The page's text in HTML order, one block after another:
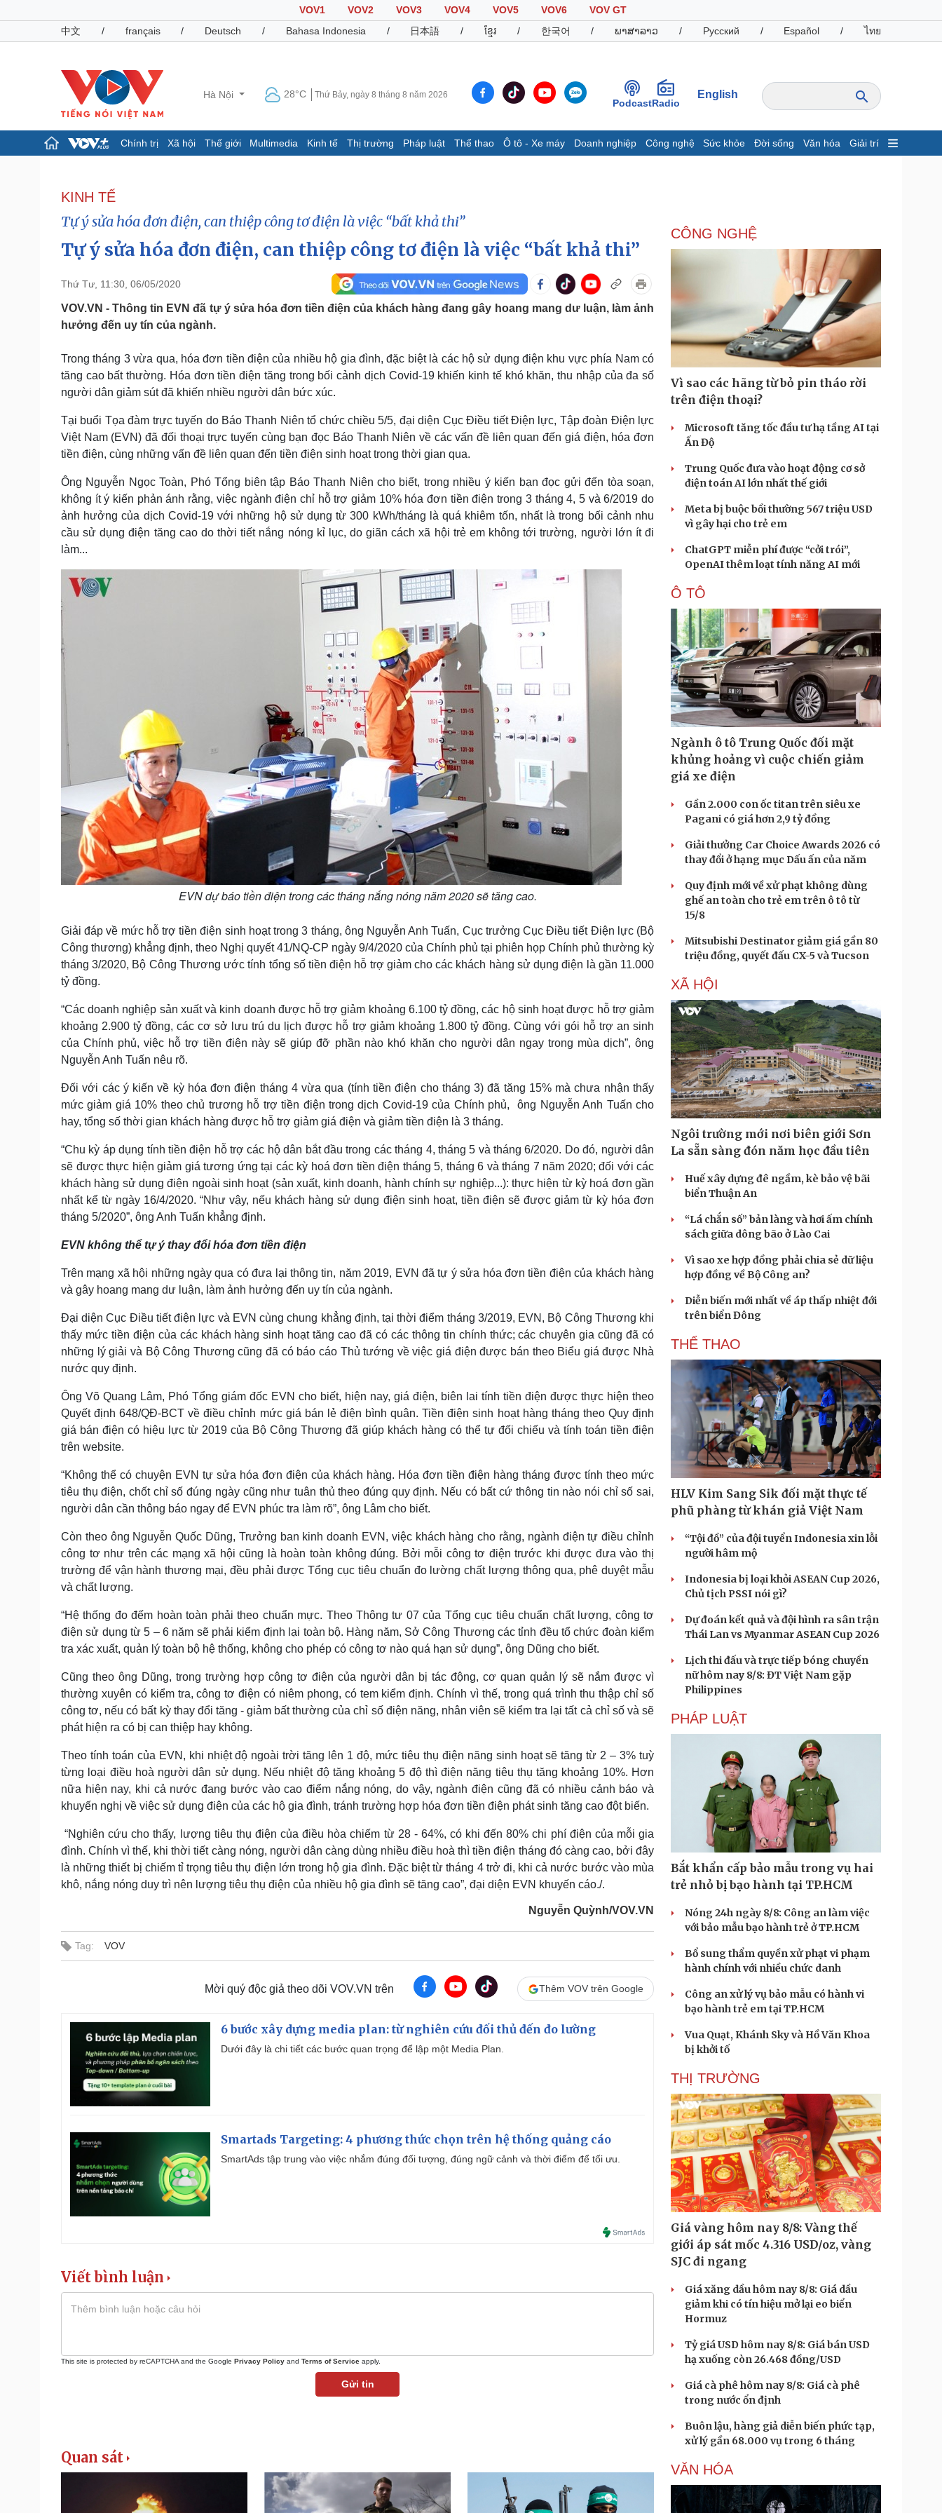
VOV1 VOV2 VOV3 VOV4 VOV5 VOV6
VOV GT
中文
/ français / Deutsch / Bahasa Indonesia / 日本語 / ខ្មែរ / 한국어 / ພາສາລາວ / Русский / Español / ไทย
Hà Nội 28°C Thứ Bảy, ngày 8 tháng 8 năm 2026
PodcastRadio
English
Chính trị Xã hội Thế giới Multimedia Kinh tế Thị trường Pháp luật Thể thao Ô tô - Xe máy Doanh nghiệp Công nghệ Sức khỏe Đời sống Văn hóa Giải trí
Đảng
Tổ chức nhân sự
Quốc hội
Giáo dục
Việc làm
Hồ sơ
Giá cà phê
Pháp luật
Vụ án
Tin nóng
Vũ khí
Việt Nam
Thể thao
Bóng đá
eSports
Hậu trường
Ô tô - Xe máy
Ô tô
Doanh nghiệp
Thông tin doanh nghiệp
Doanh nghiệp 24h
Doanh nhân
Vì cộng đồng
Công nghệ
Sành điệu
Tin Công nghệ
Trải nghiệm
Chuyển đổi số
Sức khỏe
Cây thuốc
Sản phụ khoa
Nhi khoa
Làm đẹp - giảm cân
Phòng mạch online
Ăn sạch sống khỏe
Đời sống
Blog
Tình yêu - Gia đình
Văn học
Âm nhạc
Di sản
Thời trang
Sao Việt
Săn Tour
check-in
Podcast
Đọc truyện đêm khuya
Hạt giống tâm hồn
Cải chính
KINH TẾ
Tự ý sửa hóa đơn điện, can thiệp công tơ điện là việc “bất khả thi”
Tự ý sửa hóa đơn điện, can thiệp công tơ điện là việc “bất khả thi”
Thứ Tư, 11:30, 06/05/2020
VOV.VN - Thông tin EVN đã tự ý sửa hóa đơn tiền điện của khách hàng đang gây hoang mang dư luận, làm ảnh
hưởng đến uy tín của ngành.
Trong tháng 3 vừa qua, hóa đơn tiền điện của nhiều hộ gia đình, đặc biệt là các hộ sử dụng điện khu vực phía Nam có
tăng cao bất thường. Hóa đơn tiền điện tăng trong bối cảnh dịch Covid-19 khiến kinh tế khó khăn, thu nhập của đa số
người dân giảm sút đã khiến nhiều người dân bức xúc.
Tại buổi Tọa đàm trực tuyến do Báo Thanh Niên tổ chức chiều 5/5, đại diện Cục Điều tiết Điện lực, Tập đoàn Điện lực
Việt Nam (EVN) đã đối thoại trực tuyến cùng bạn đọc Báo Thanh Niên về các vấn đề liên quan đến giá điện, hóa đơn
tiền điện, cùng những vấn đề liên quan đến tiền điện sinh hoạt trong thời gian qua.
Ông Nguyễn Ngọc Toàn, Phó Tổng biên tập Báo Thanh Niên cho biết, trong nhiều ý kiến bạn đọc gửi đến tòa soạn,
không ít ý kiến phản ánh rằng, việc ngành điện chỉ hỗ trợ giảm 10% hóa đơn tiền điện trong 3 tháng 4, 5 và 6/2019 do
ảnh hưởng của dịch Covid-19 với những hộ sử dụng từ 300 kWh/tháng là quá khiêm tốn, nhất là trong bối cảnh nhu
cầu sử dụng điện tăng cao do thời tiết nắng nóng kỉ lục, do giãn cách xã hội trẻ em không tới trường, người lớn ít đi
làm...
EVN dự báo tiền điện trong các tháng nắng nóng năm 2020 sẽ tăng cao.
Giải đáp về mức hỗ trợ tiền điện sinh hoạt trong 3 tháng, ông Nguyễn Anh Tuấn, Cục trưởng Cục Điều tiết Điện lực (Bộ
Công thương) khẳng định, theo Nghị quyết 41/NQ-CP ngày 9/4/2020 của Chính phủ tại phiên họp Chính phủ thường kỳ
tháng 3/2020, Bộ Công Thương ước tính tổng số tiền điện hỗ trợ giảm cho các khách hàng sử dụng điện là gần 11.000
tỷ đồng.
“Các doanh nghiệp sản xuất và kinh doanh được hỗ trợ giảm khoảng 6.100 tỷ đồng, các hộ sinh hoạt được hỗ trợ giảm
khoảng 2.900 tỷ đồng, các cơ sở lưu trú du lịch được hỗ trợ giảm khoảng 1.800 tỷ đồng. Cùng với gói hỗ trợ an sinh
của Chính phủ, việc hỗ trợ tiền điện này sẽ giúp đỡ phần nào khó khăn cho người dân ngay trong mùa dịch”, ông
Nguyễn Anh Tuấn nêu rõ.
Đối với các ý kiến về kỳ hóa đơn điện tháng 4 vừa qua (tính tiền điện cho tháng 3) đã tăng 15% mà chưa nhận thấy
mức giảm giá 10% theo chủ trương hỗ trợ tiền điện trong dịch Covid-19 của Chính phủ, ông Nguyễn Anh Tuấn cho
hay, tổng số thời gian khách hàng được hỗ trợ giảm giá điện và giảm tiền điện là 3 tháng.
“Chu kỳ áp dụng tính tiền điện hỗ trợ các hộ dân bắt đầu trong các tháng 4, tháng 5 và tháng 6/2020. Do đó, người dân
sẽ được thực hiện giảm giá tương ứng tại các kỳ hoá đơn tiền điện tháng 5, tháng 6 và tháng 7 năm 2020; đối với các
khách hàng sử dụng điện ngoài sinh hoạt (sản xuất, kinh doanh, hành chính sự nghiệp...): thực hiện từ kỳ hoá đơn gần
nhất kể từ ngày 16/4/2020. “Như vậy, nếu khách hàng sử dụng điện sinh hoạt, tiền điện sẽ được giảm từ kỳ hóa đơn
tháng 5/2020”, ông Anh Tuấn khẳng định.
EVN không thể tự ý thay đổi hóa đơn tiền điện
Trên mạng xã hội những ngày qua có đưa lại thông tin, năm 2019, EVN đã tự ý sửa hóa đơn tiền điện của khách hàng
và gây hoang mang dư luận, làm ảnh hưởng đến uy tín của ngành.
Đại diện Cục Điều tiết điện lực và EVN cùng chung khẳng định, tại thời điểm tháng 3/2019, EVN, Bộ Công Thương khi
thấy mức tiền điện của các khách hàng sinh hoạt tăng cao đã có các thông tin chính thức; các chuyên gia cũng đã có
những lý giải và Bộ Công Thương cũng đã có báo cáo Thủ tướng về việc giá điện được bán theo Biểu giá được Nhà
nước quy định.
Ông Võ Quang Lâm, Phó Tổng giám đốc EVN cho biết, hiện nay, giá điện, biên lai tính tiền điện được thực hiện theo
Quyết định 648/QĐ-BCT về điều chỉnh mức giá bán lẻ điện bình quân. Tiền điện sinh hoạt hàng tháng theo Quy định
giá bán điện có hiệu lực từ 2019 của Bộ Công Thương đã giúp khách hàng có thể tự đối chiếu và tính toán tiền điện
trên website.
“Không thể có chuyện EVN tự sửa hóa đơn điện của khách hàng. Hóa đơn tiền điện hàng tháng được tính theo mức
tiêu thụ điện, chốt chỉ số đúng ngày cũng như tuân thủ theo đúng quy định. Nếu có bất cứ thông tin nào nói chỉ số sai,
người dân cần thông báo ngay để EVN phúc tra làm rõ”, ông Lâm cho biết.
Còn theo ông Nguyễn Quốc Dũng, Trưởng ban kinh doanh EVN, việc khách hàng cho rằng, ngành điện tự điều chỉnh
công tơ như trên các mạng xã hội cũng là hoàn toàn không đúng. Bởi mỗi công tơ điện trước khi được đưa vào thị
trường để vận hành thương mại, đều phải được Tổng cục tiêu chuẩn đo lường chất lượng thông qua, phê duyệt mẫu
và chất lượng.
“Hệ thống đo đếm hoàn toàn phải theo chuẩn mực. Theo Thông tư 07 của Tổng cục tiêu chuẩn chất lượng, công tơ
điện sử dụng từ 5 – 6 năm sẽ phải kiểm định lại toàn bộ. Hàng năm, Sở Công Thương các tỉnh đều tổ chức đoàn kiểm
tra xác xuất, quản lý toàn bộ hệ thống, không cho phép có công tơ nào quá hạn sử dụng”, ông Dũng cho biết.
Cũng theo ông Dũng, trong trường hợp công tơ điện của người dân bị tác động, cơ quan quản lý sẽ nắm được vì
thường xuyên có kiểm tra, công tơ điện có niêm phong, có tem kiểm định. Chính vì thế, trong quá trình thu thập chỉ số
công tơ, nếu có bất kỳ thay đổi tăng - giảm bất thường của chỉ số điện năng, nhân viên sẽ kiểm tra lại tất cả chỉ số và sẽ
phát hiện ra có bị can thiệp hay không.
Theo tính toán của EVN, khi nhiệt độ ngoài trời tăng lên 1 độ, mức tiêu thụ điện năng sinh hoạt sẽ tăng từ 2 – 3% tuỳ
từng loại điều hoà người dân sử dụng. Nếu nhiệt độ tăng khoảng 5 độ thì điện năng tiêu thụ tăng khoảng 10%. Hơn
nữa hiện nay, khi cả nước đang bước vào cao điểm nắng nóng, do vậy, ngành điện cũng đã có nhiều cảnh báo và
khuyến nghị về việc sử dụng điện của các hộ gia đình, tránh trường hợp hóa đơn tiền điện phát sinh tăng cao đột biến.
“Nghiên cứu cho thấy, lượng tiêu thụ điện của điều hòa chiếm từ 28 - 64%, có khi đến 80% chi phí điện của mỗi gia
đình. Chính vì thế, khi thời tiết càng nóng, người dân càng dùng nhiều điều hoà thì tiền điện tháng đó càng cao, bởi đây
là những thiết bị chiếm tỉ trọng tiêu thụ điện lớn trong hộ gia đình. Đặc biệt từ tháng 4 trở đi, khi cả nước bước vào mùa
khô, nắng nóng duy trì nên lượng tiêu thụ điện của nhiều hộ gia đình sẽ tăng cao”, đại diện EVN khuyến cáo./.
Nguyễn Quỳnh/VOV.VN
Tag: VOV
Mời quý độc giả theo dõi VOV.VN trên Thêm VOV trên Google
6 bước xây dựng media plan: từ nghiên cứu đối thủ đến đo lường
Dưới đây là chi tiết các bước quan trọng để lập một Media Plan.
Smartads Targeting: 4 phương thức chọn trên hệ thống quảng cáo
SmartAds tập trung vào việc nhắm đúng đối tượng, đúng ngữ cảnh và thời điểm để tối ưu.
Viết bình luận
This site is protected by reCAPTCHA and the Google Privacy Policy and Terms of Service apply.
Gửi tin
Quan sát
CÔNG NGHỆ
Vì sao các hãng từ bỏ pin tháo rời
trên điện thoại?
Microsoft tăng tốc đầu tư hạ tầng AI tại
Ấn Độ
Trung Quốc đưa vào hoạt động cơ sở
điện toán AI lớn nhất thế giới
Meta bị buộc bồi thường 567 triệu USD
vì gây hại cho trẻ em
ChatGPT miễn phí được “cởi trói”,
OpenAI thêm loạt tính năng AI mới
Ô TÔ
Ngành ô tô Trung Quốc đối mặt
khủng hoảng vì cuộc chiến giảm
giá xe điện
Gần 2.000 con ốc titan trên siêu xe
Pagani có giá hơn 2,9 tỷ đồng
Giải thưởng Car Choice Awards 2026 có
thay đổi ở hạng mục Dấu ấn của năm
Quy định mới về xử phạt không dùng
ghế an toàn cho trẻ em trên ô tô từ
15/8
Mitsubishi Destinator giảm giá gần 80
triệu đồng, quyết đấu CX-5 và Tucson
XÃ HỘI
Ngôi trường mới nơi biên giới Sơn
La sẵn sàng đón năm học đầu tiên
Huế xây dựng đê ngầm, kè bảo vệ bãi
biển Thuận An
“Lá chắn số” bản làng và hơi ấm chính
sách giữa dông bão ở Lào Cai
Vì sao xe hợp đồng phải chia sẻ dữ liệu
hợp đồng về Bộ Công an?
Diễn biến mới nhất về áp thấp nhiệt đới
trên biển Đông
THỂ THAO
HLV Kim Sang Sik đối mặt thực tế
phũ phàng từ khán giả Việt Nam
“Tội đồ” của đội tuyển Indonesia xin lỗi
người hâm mộ
Indonesia bị loại khỏi ASEAN Cup 2026,
Chủ tịch PSSI nói gì?
Dự đoán kết quả và đội hình ra sân trận
Thái Lan vs Myanmar ASEAN Cup 2026
Lịch thi đấu và trực tiếp bóng chuyền
nữ hôm nay 8/8: ĐT Việt Nam gặp
Philippines
PHÁP LUẬT
Bắt khẩn cấp bảo mẫu trong vụ hai
trẻ nhỏ bị bạo hành tại TP.HCM
Nóng 24h ngày 8/8: Công an làm việc
với bảo mẫu bạo hành trẻ ở TP.HCM
Bổ sung thẩm quyền xử phạt vi phạm
hành chính với nhiều chức danh
Công an xử lý vụ bảo mẫu có hành vi
bạo hành trẻ em tại TP.HCM
Vua Quạt, Khánh Sky và Hồ Văn Khoa
bị khởi tố
THỊ TRƯỜNG
Giá vàng hôm nay 8/8: Vàng thế
giới áp sát mốc 4.316 USD/oz, vàng
SJC đi ngang
Giá xăng dầu hôm nay 8/8: Giá dầu
giảm khi có tín hiệu mở lại eo biển
Hormuz
Tỷ giá USD hôm nay 8/8: Giá bán USD
hạ xuống còn 26.468 đồng/USD
Giá cà phê hôm nay 8/8: Giá cà phê
trong nước ổn định
Buôn lậu, hàng giả diễn biến phức tạp,
xử lý gần 68.000 vụ trong 6 tháng
VĂN HÓA